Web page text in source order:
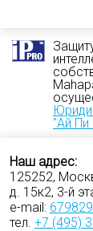
"Ай Пи
Наш адрес:
125252,
д. 15к2, 3-й
e-mail:
тел. +7 (495)